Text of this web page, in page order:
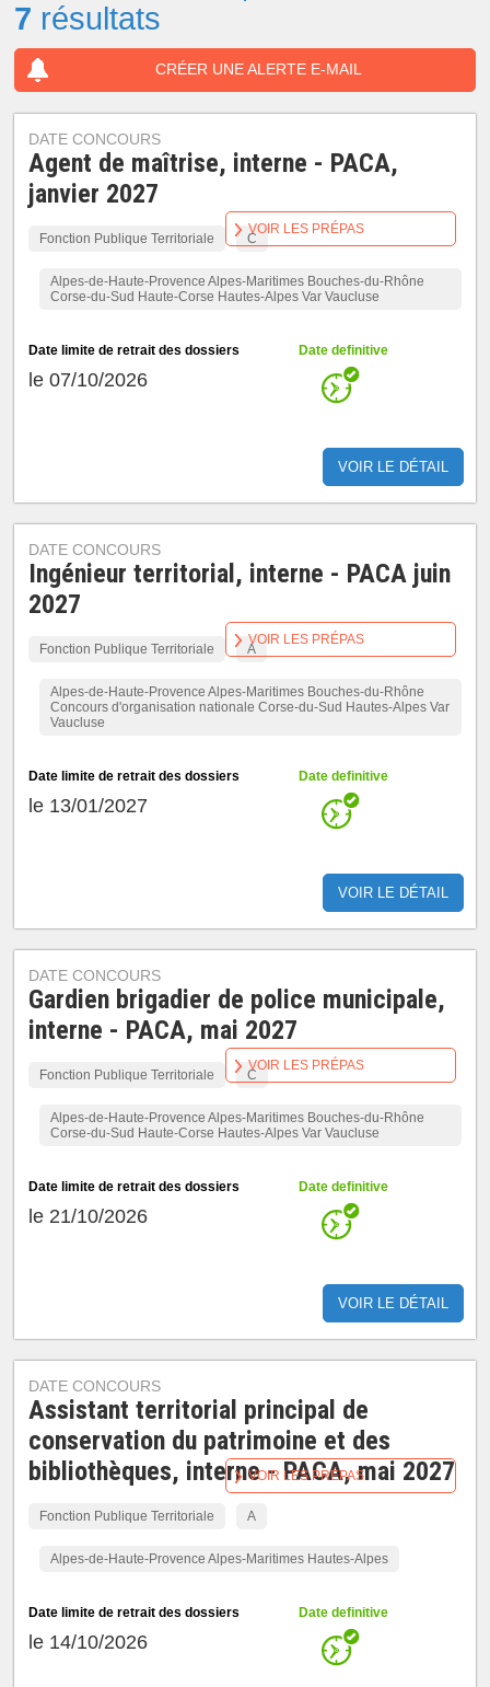
7 résultats
CRÉER UNE ALERTE E-MAIL
DATE CONCOURS
Agent de maîtrise, interne - PACA,
janvier 2027
Fonction Publique Territoriale C
Alpes-de-Haute-Provence Alpes-Maritimes Bouches-du-Rhône
Corse-du-Sud Haute-Corse Hautes-Alpes Var Vaucluse
Date limite de retrait des dossiers
le 07/10/2026
Date definitive
VOIR LE DÉTAIL
VOIR LES PRÉPAS
DATE CONCOURS
Ingénieur territorial, interne - PACA juin
2027
Fonction Publique Territoriale A
Alpes-de-Haute-Provence Alpes-Maritimes Bouches-du-Rhône
Concours d'organisation nationale Corse-du-Sud Hautes-Alpes Var
Vaucluse
Date limite de retrait des dossiers
le 13/01/2027
Date definitive
VOIR LE DÉTAIL
VOIR LES PRÉPAS
DATE CONCOURS
Gardien brigadier de police municipale,
interne - PACA, mai 2027
Fonction Publique Territoriale C
Alpes-de-Haute-Provence Alpes-Maritimes Bouches-du-Rhône
Corse-du-Sud Haute-Corse Hautes-Alpes Var Vaucluse
Date limite de retrait des dossiers
le 21/10/2026
Date definitive
VOIR LE DÉTAIL
VOIR LES PRÉPAS
DATE CONCOURS
Assistant territorial principal de
conservation du patrimoine et des
bibliothèques, interne - PACA, mai 2027
Fonction Publique Territoriale A
Alpes-de-Haute-Provence Alpes-Maritimes Hautes-Alpes
Date limite de retrait des dossiers
le 14/10/2026
Date definitive
VOIR LES PRÉPAS